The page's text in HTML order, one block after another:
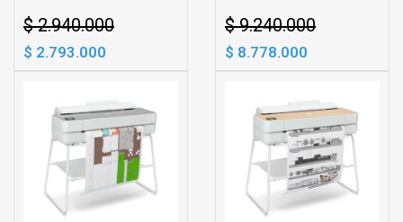
$ 2.940.000
$ 2.793.000
$ 9.240.000
$ 8.778.000